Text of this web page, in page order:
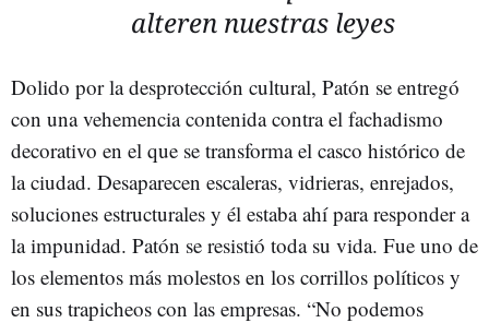
alteren nuestras leyes
Dolido por la desprotección cultural, Patón se entregó
con una vehemencia contenida contra el fachadismo
decorativo en el que se transforma el casco histórico de
la ciudad. Desaparecen escaleras, vidrieras, enrejados,
soluciones estructurales y él estaba ahí para responder a
la impunidad. Patón se resistió toda su vida. Fue uno de
los elementos más molestos en los corrillos políticos y
en sus trapicheos con las empresas. “No podemos